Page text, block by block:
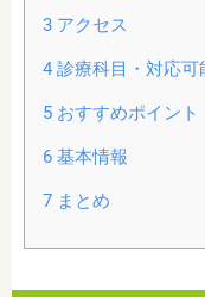
3アクセス
4診療科目・対応可
5おすすめポイント
6基本情報
7まとめ